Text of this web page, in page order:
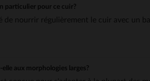
particulier pour ce cuir?
de nourrir régulièrement le cuir avec un
aux morphologies larges?